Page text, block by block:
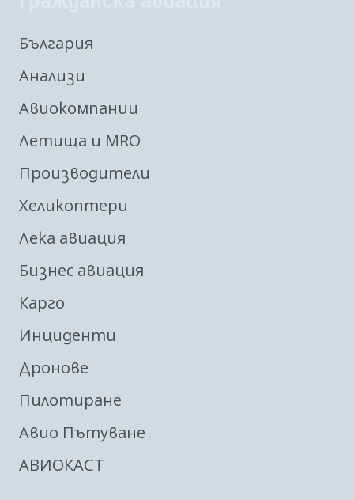
България
Анализи
Авиокомпании
Летища и MRO
Производители
Хеликоптери
Лека авиация
Бизнес авиация
Карго
Инциденти
Дронове
Пилотиране
Авио Пътуване
АВИОКАСТ